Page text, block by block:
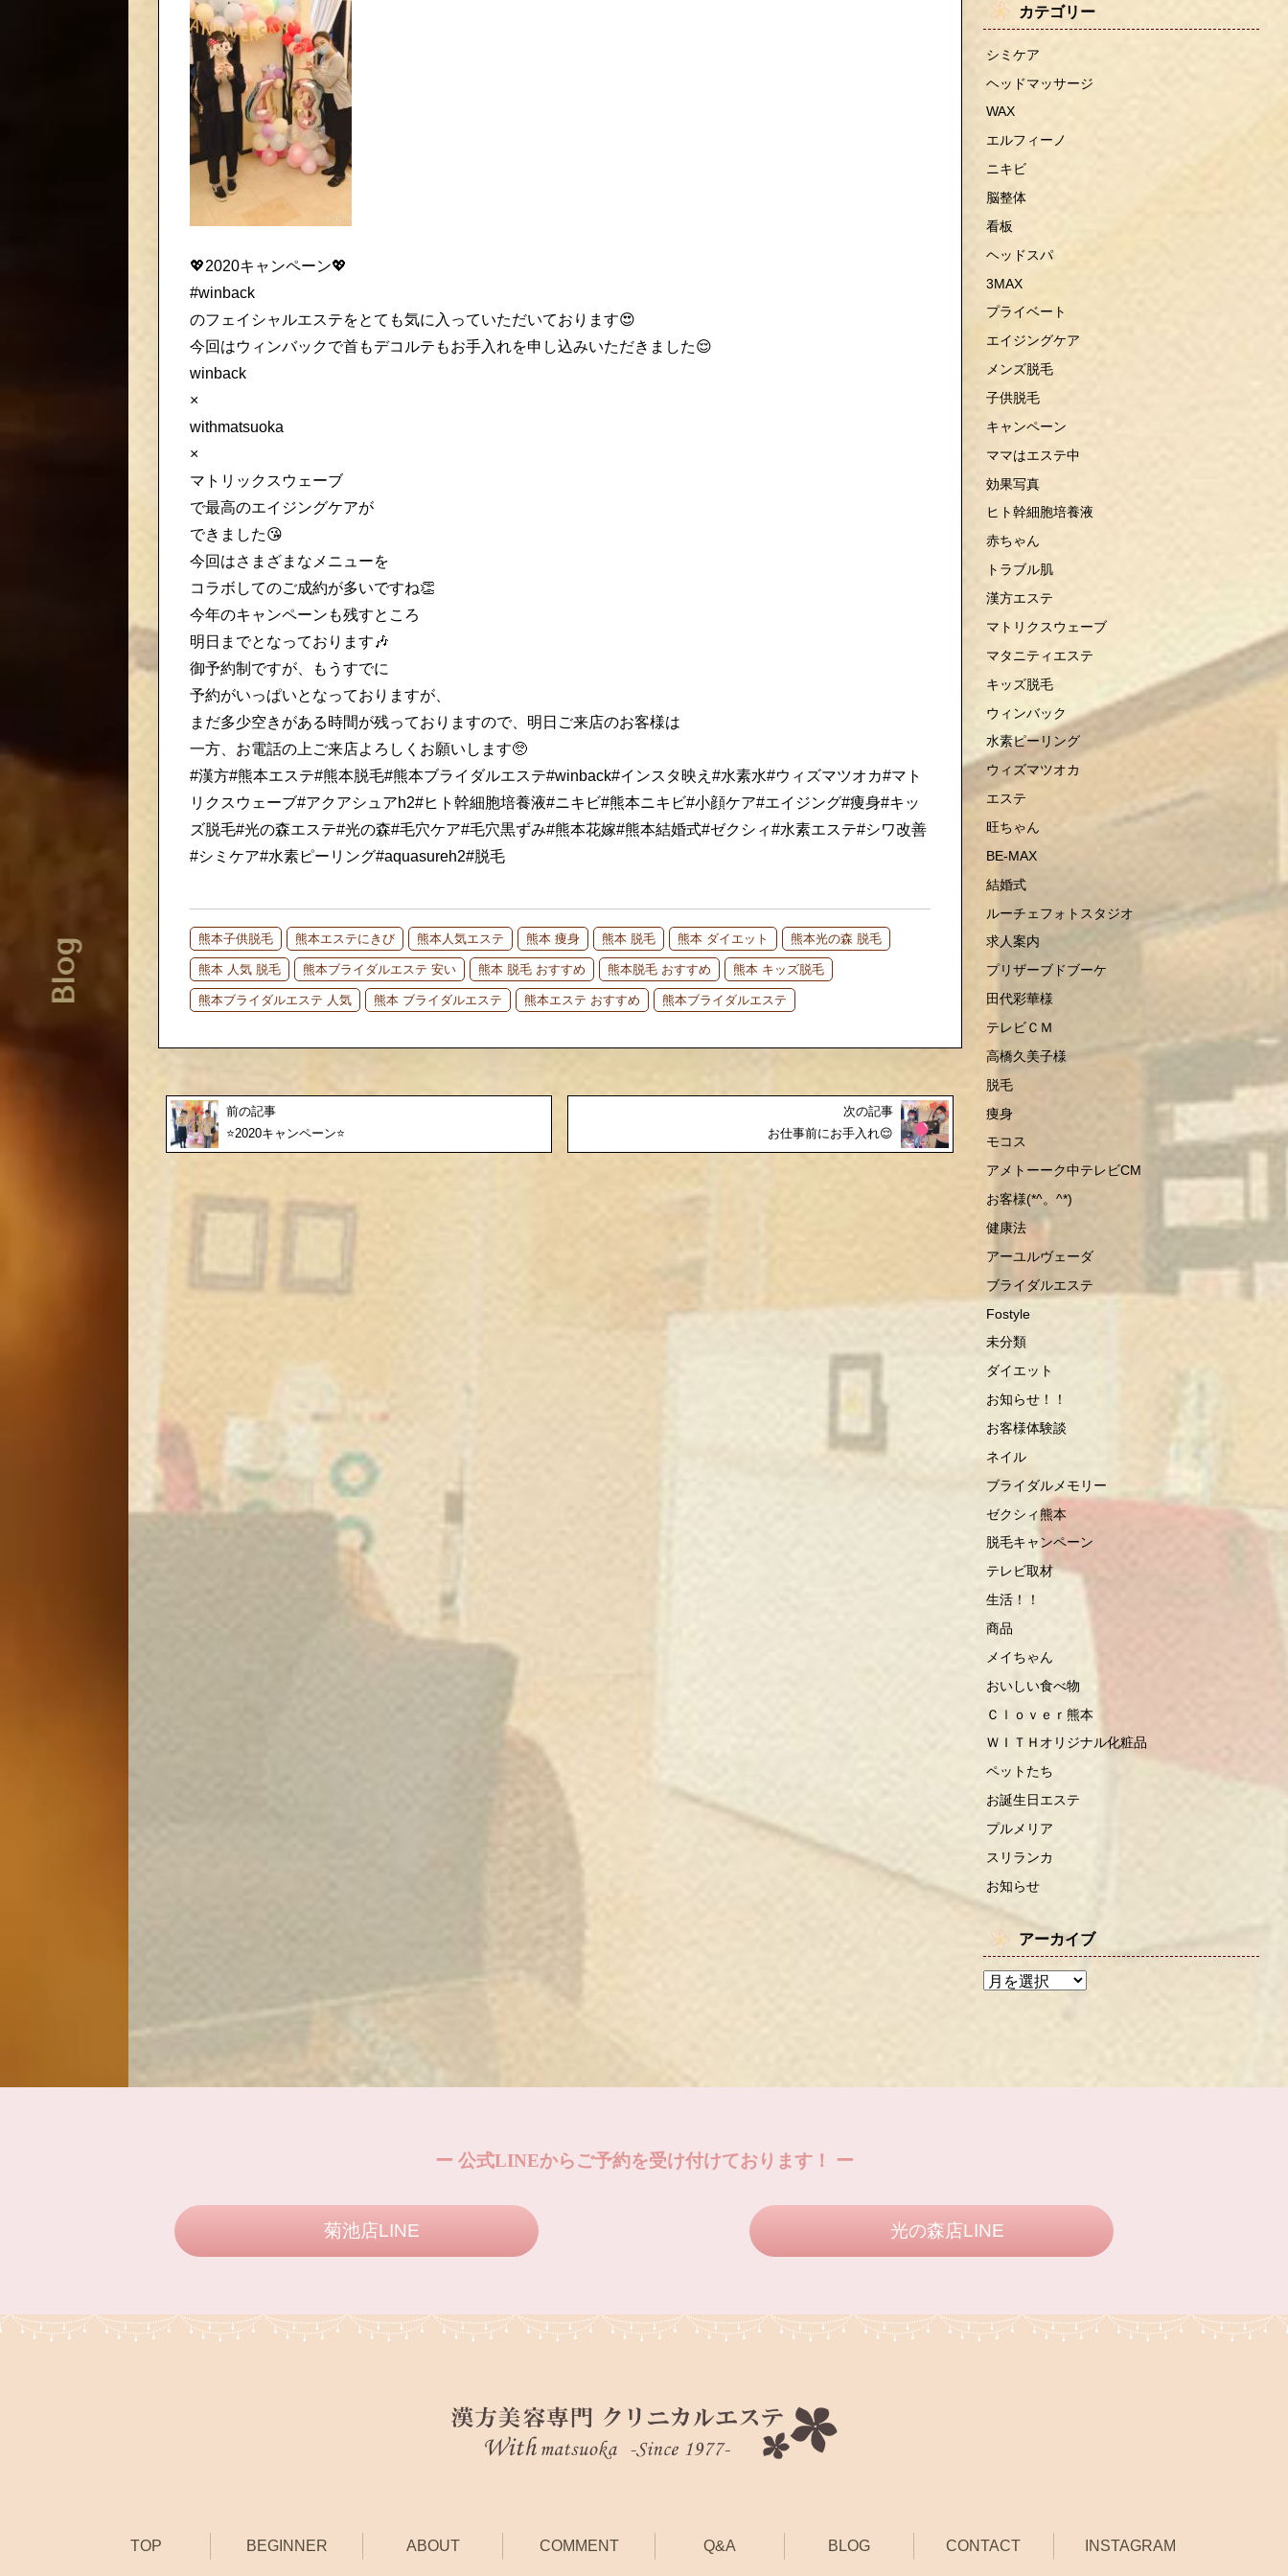
Blog
💖2020キャンペーン💖
#winback
のフェイシャルエステをとても気に入っていただいております😍
今回はウィンバックで首もデコルテもお手入れを申し込みいただきました😌
winback
×
withmatsuoka
×
マトリックスウェーブ
で最高のエイジングケアが
できました😘
今回はさまざまなメニューを
コラボしてのご成約が多いですね👏
今年のキャンペーンも残すところ
明日までとなっております🎶
御予約制ですが、もうすでに
予約がいっぱいとなっておりますが、
まだ多少空きがある時間が残っておりますので、明日ご来店のお客様は
一方、お電話の上ご来店よろしくお願いします🥺
#漢方#熊本エステ#熊本脱毛#熊本ブライダルエステ#winback#インスタ映え#水素水#ウィズマツオカ#マト
リクスウェーブ#アクアシュアh2#ヒト幹細胞培養液#ニキビ#熊本ニキビ#小顔ケア#エイジング#痩身#キッ
ズ脱毛#光の森エステ#光の森#毛穴ケア#毛穴黒ずみ#熊本花嫁#熊本結婚式#ゼクシィ#水素エステ#シワ改善
#シミケア#水素ピーリング#aquasureh2#脱毛
熊本子供脱毛 熊本エステにきび 熊本人気エステ 熊本 痩身 熊本 脱毛 熊本 ダイエット 熊本光の森 脱毛
熊本 人気 脱毛 熊本ブライダルエステ 安い 熊本 脱毛 おすすめ 熊本脱毛 おすすめ 熊本 キッズ脱毛
熊本ブライダルエステ 人気 熊本 ブライダルエステ 熊本エステ おすすめ 熊本ブライダルエステ
前の記事
⭐️2020キャンペーン⭐️
次の記事
お仕事前にお手入れ😌
カテゴリー
シミケア
ヘッドマッサージ
WAX
エルフィーノ
ニキビ
脳整体
看板
ヘッドスパ
3MAX
プライベート
エイジングケア
メンズ脱毛
子供脱毛
キャンペーン
ママはエステ中
効果写真
ヒト幹細胞培養液
赤ちゃん
トラブル肌
漢方エステ
マトリクスウェーブ
マタニティエステ
キッズ脱毛
ウィンバック
水素ピーリング
ウィズマツオカ
エステ
旺ちゃん
BE-MAX
結婚式
ルーチェフォトスタジオ
求人案内
プリザーブドブーケ
田代彩華様
テレビＣＭ
高橋久美子様
脱毛
痩身
モコス
アメトーーク中テレビCM
お客様(*^。^*)
健康法
アーユルヴェーダ
ブライダルエステ
Fostyle
未分類
ダイエット
お知らせ！！
お客様体験談
ネイル
ブライダルメモリー
ゼクシィ熊本
脱毛キャンペーン
テレビ取材
生活！！
商品
メイちゃん
おいしい食べ物
Ｃｌｏｖｅｒ熊本
ＷＩＴＨオリジナル化粧品
ペットたち
お誕生日エステ
プルメリア
スリランカ
お知らせ
アーカイブ
ー 公式LINEからご予約を受け付けております！ ー
菊池店LINE 光の森店LINE
TOP BEGINNER ABOUT COMMENT Q&A BLOG CONTACT INSTAGRAM